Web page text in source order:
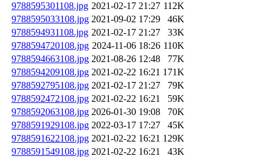
9788595301108.jpg 2021-02-17 21:27 112K
9788595033108.jpg 2021-09-02 17:29
46K
9788594931108.jpg 2021-02-17 21:27
33K
9788594720108.jpg 2024-11-06 18:26 110K
9788594663108.jpg 2021-08-26 12:48
77K
9788594209108.jpg 2021-02-22 16:21 171K
9788592795108.jpg 2021-02-17 21:27
79K
9788592472108.jpg 2021-02-22 16:21
59K
9788592063108.jpg 2026-01-30 19:08
70K
9788591929108.jpg 2022-03-17 17:27
45K
9788591622108.jpg 2021-02-22 16:21 129K
9788591549108.jpg 2021-02-22 16:21
43K